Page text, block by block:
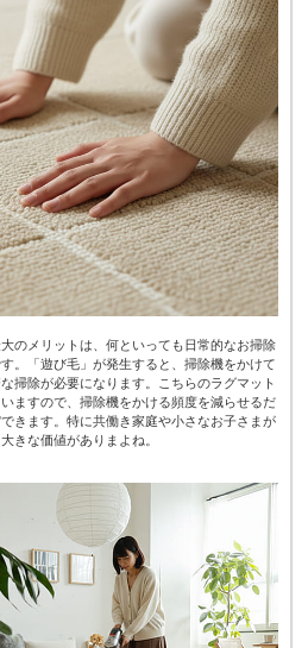
のメリットは、何といっても日常的なお掃除
。「遊び毛」が発生すると、掃除機をかけて
掃除が必要になります。こちらのラグマット
ますので、掃除機をかける頻度を減らせるだ
きます。特に共働き家庭や小さなお子さまが
きな価値がありまよね。